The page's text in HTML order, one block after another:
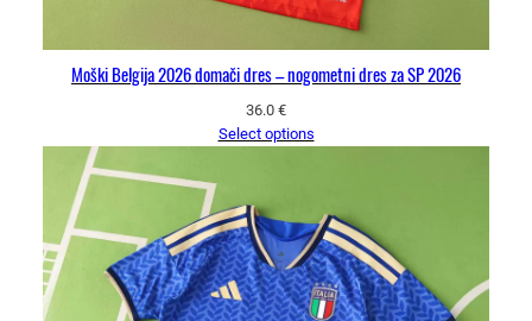
Moški Belgija 2026 domači dres – nogometni dres za SP 2026
36.0 €
Select options